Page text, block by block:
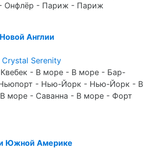
Онфлёр - Париж - Париж
Англии
Crystal Serenity
- В море - В море - Бар-
- Нью-Йорк - Нью-Йорк - В
море - Саванна - В море - Форт
Южной Америке